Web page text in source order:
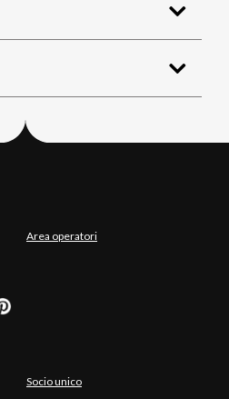
Area operatori
Socio unico